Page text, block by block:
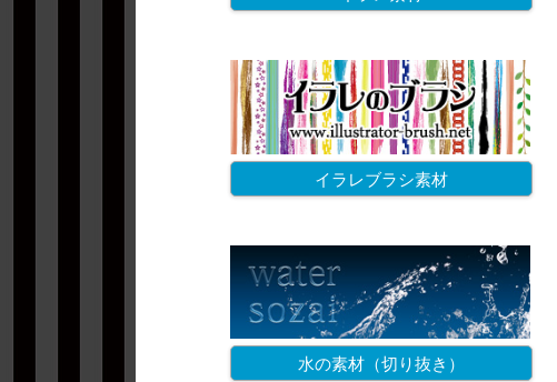
イラレブラシ素材
水の素材（切り抜き）